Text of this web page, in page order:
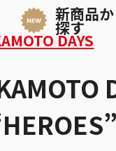
新商品
探す
DAYS